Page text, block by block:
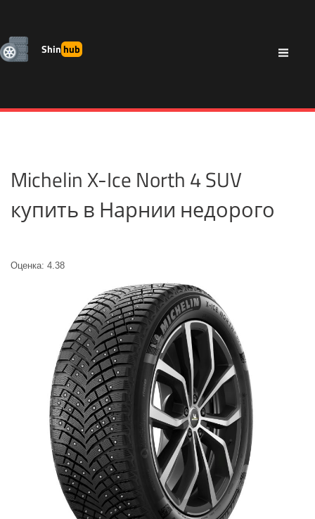
Shinhub
Michelin X-Ice North 4 SUV
купить в Нарнии недорого
Оценка: 4.38